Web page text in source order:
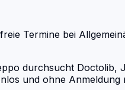
Termine bei
durchsucht
und ohne Anmeldung